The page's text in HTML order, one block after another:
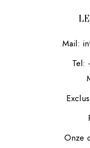
Mail:
Tel:
Onze